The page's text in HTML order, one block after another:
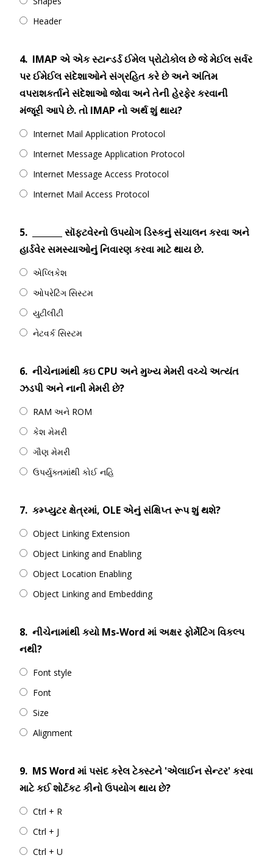
Header
4. IMAP એ એક સ્ટાન્ડર્ડ ઈમેલ પ્રોટોકોલ છે જે મેઈલ સર્વર
પર ઈમેઈલ સંદેશાઓને સંગ્રહિત કરે છે અને અંતિમ
વપરાશકર્તાને સંદેશાઓ જોવા અને તેની હેરફેર કરવાની
મંજૂરી આપે છે. તો IMAP નો અર્થ શું થાય?
Internet Mail Application Protocol
Internet Message Application Protocol
Internet Message Access Protocol
Internet Mail Access Protocol
5.
_______ સૉફ્ટવેરનો ઉપયોગ ડિસ્કનું સંચાલન કરવા અને
હાર્ડવેર સમસ્યાઓનું નિવારણ કરવા માટે થાય છે.
એપ્લિકેશ
ઓપરેટિંગ સિસ્ટમ
યુટીલીટી
નેટવર્ક સિસ્ટમ
6. નીચેનામાંથી કઇ CPU અને મુખ્ય મેમરી વચ્ચે અત્યંત
ઝડપી અને નાની મેમરી છે?
RAM અને ROM
કેશ મેમરી
ગૌણ મેમરી
ઉપર્યુક્તમાંથી કોઈ નહિ
7. કમ્પ્યુટર ક્ષેત્રમાં, OLE એનું સંક્ષિપ્ત રૂપ શું થશે?
Object Linking Extension
Object Linking and Enabling
Object Location Enabling
Object Linking and Embedding
8. નીચેનામાંથી કયો Ms-Word માં અક્ષર ફોર્મેટિંગ વિકલ્પ
નથી?
Font style
Font
Size
Alignment
9. MS Word માં પસંદ કરેલ ટેક્સ્ટને 'એલાઈન સેન્ટર' કરવા
માટે કઈ શોર્ટકટ કીનો ઉપયોગ થાય છે?
Ctrl + R
Ctrl + J
Ctrl + U